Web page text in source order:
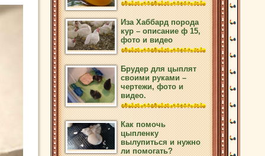
Иза Хаббард порода
кур – описание ф 15,
фото и видео
Брудер для цыплят
своими руками –
чертежи, фото и
видео.
Как помочь
цыпленку
вылупиться и нужно
ли помогать?